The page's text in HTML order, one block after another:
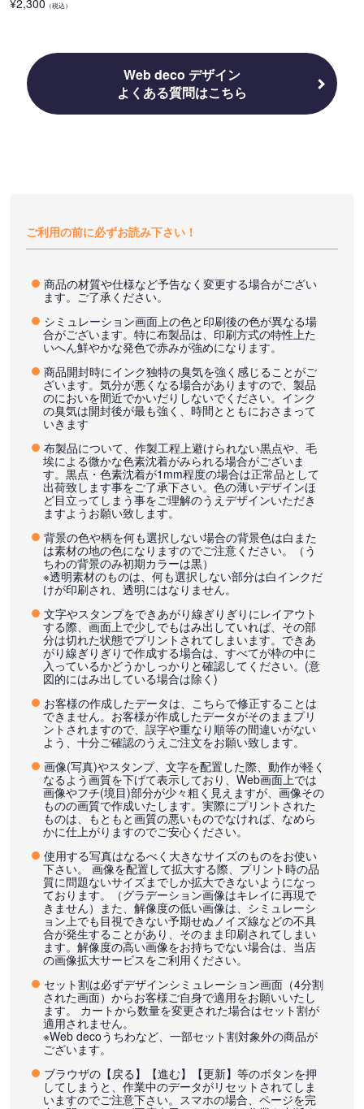
¥2,300 （税込）
Web deco デザイン
よくある質問はこちら
ご利用の前に必ずお読み下さい！
商品の材質や仕様など予告なく変更する場合がござい
ます。ご了承ください。
シミュレーション画面上の色と印刷後の色が異なる場
合がございます。特に布製品は、印刷方式の特性上た
いへん鮮やかな発色で赤みが強めになります。
商品開封時にインク独特の臭気を強く感じることがご
ざいます。気分が悪くなる場合がありますので、製品
のにおいを間近でかいだりしないでください。インク
の臭気は開封後が最も強く、時間とともにおさまって
いきます
布製品について、作製工程上避けられない黒点や、毛
埃による微かな色素沈着がみられる場合がございま
す。黒点・色素沈着が1mm程度の場合は正常品として
出荷致します事をご了承下さい。色の薄いデザインほ
ど目立ってしまう事をご理解のうえデザインいただき
ますようお願い致します。
背景の色や柄を何も選択しない場合の背景色は白また
は素材の地の色になりますのでご注意ください。（う
ちわの背景のみ初期カラーは黒）
※透明素材のものは、何も選択しない部分は白インクだ
けが印刷され、透明にはなりません。
文字やスタンプをできあがり線ぎりぎりにレイアウト
する際、画面上で少しでもはみ出していれば、その部
分は切れた状態でプリントされてしまいます。できあ
がり線ぎりぎりで作成する場合は、すべてが枠の中に
入っているかどうかしっかりと確認してください。(意
図的にはみ出している場合は除く)
お客様の作成したデータは、こちらで修正することは
できません。お客様が作成したデータがそのままプリ
ントされますので、誤字や重なり順等の間違いがない
よう、十分ご確認のうえご注文をお願い致します。
画像(写真)やスタンプ、文字を配置した際、動作が軽く
なるよう画質を下げて表示しており、Web画面上では
画像やフチ(境目)部分が少々粗く見えますが、画像その
ものの画質で作成いたします。実際にプリントされた
ものは、もともと画質の悪いものでなければ、なめら
かに仕上がりますのでご安心ください。
使用する写真はなるべく大きなサイズのものをお使い
下さい。 画像を配置して拡大する際、プリント時の品
質に問題ないサイズまでしか拡大できないようになっ
ております。（グラデーション画像はキレイに再現で
きません）また、解像度の低い画像は、シミュレーシ
ョン上でも目視できない予期せぬノイズ線などの不具
合が発生することがあり、そのまま印刷されてしまい
ます。解像度の高い画像をお持ちでない場合は、当店
の画像拡大サービスをご利用ください。
セット割は必ずデザインシミュレーション画面（4分割
された画面）からお客様ご自身で適用をお願いいたし
ます。 カートから数量を変更された場合はセット割が
適用されません。
※Web decoうちわなど、一部セット割対象外の商品が
ございます。
ブラウザの【戻る】【進む】【更新】等のボタンを押
してしまうと、作業中のデータがリセットされてしま
いますのでご注意下さい。スマホの場合、ページを完